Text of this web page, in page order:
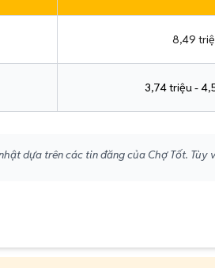
8,49
3,74 triệu -
dựa trên các tin đăng của Chợ Tốt. Tùy